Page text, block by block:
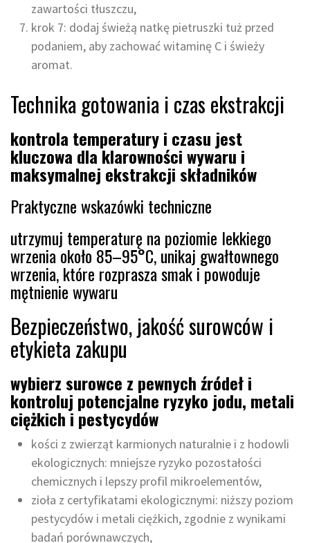
zawartości tłuszczu,
krok 7: dodaj świeżą natkę pietruszki tuż przed
podaniem, aby zachować witaminę C i świeży
aromat.
Technika gotowania i czas ekstrakcji
kontrola temperatury i czasu jest
kluczowa dla klarowności wywaru i
maksymalnej ekstrakcji składników
Praktyczne wskazówki techniczne
utrzymuj temperaturę na poziomie lekkiego
wrzenia około 85–95°C, unikaj gwałtownego
wrzenia, które rozprasza smak i powoduje
mętnienie wywaru
Bezpieczeństwo, jakość surowców i
etykieta zakupu
wybierz surowce z pewnych źródeł i
kontroluj potencjalne ryzyko jodu, metali
ciężkich i pestycydów
kości z zwierząt karmionych naturalnie i z hodowli
ekologicznych: mniejsze ryzyko pozostałości
chemicznych i lepszy profil mikroelementów,
zioła z certyfikatami ekologicznymi: niższy poziom
pestycydów i metali ciężkich, zgodnie z wynikami
badań porównawczych,